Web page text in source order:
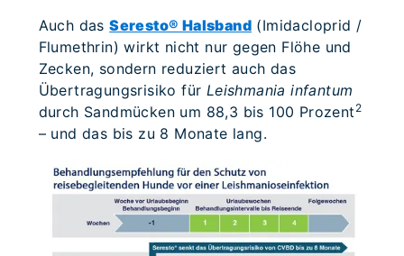
Auch dasSeresto® Halsband(Imidacloprid /
Flumethrin) wirkt nicht nur gegen Flöhe und
Zecken, sondern reduziert auch das
Übertragungsrisiko für Leishmania infantum
durch Sandmücken um 88,3 bis 100 Prozent 2
– und das bis zu 8 Monate lang.